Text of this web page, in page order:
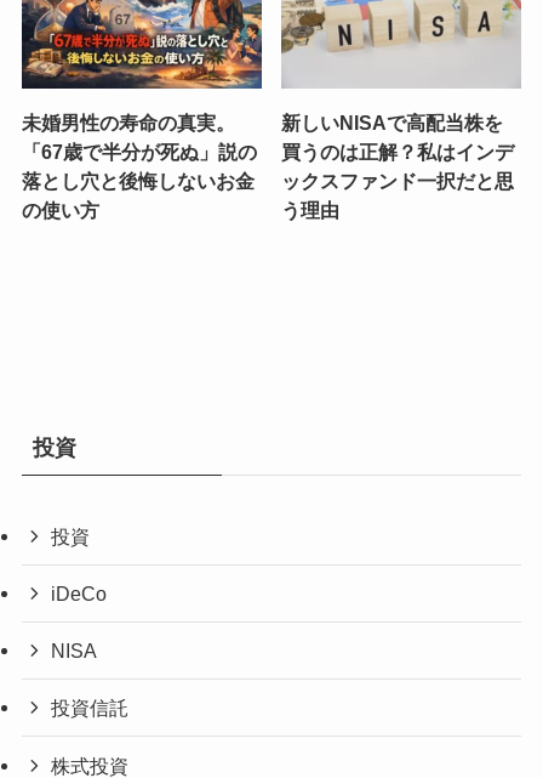
未婚男性の寿命の真実。
「67歳で半分が死ぬ」説の
落とし穴と後悔しないお金
の使い方
新しいNISAで高配当株を
買うのは正解？私はインデ
ックスファンド一択だと思
う理由
投資
投資
iDeCo
NISA
投資信託
株式投資